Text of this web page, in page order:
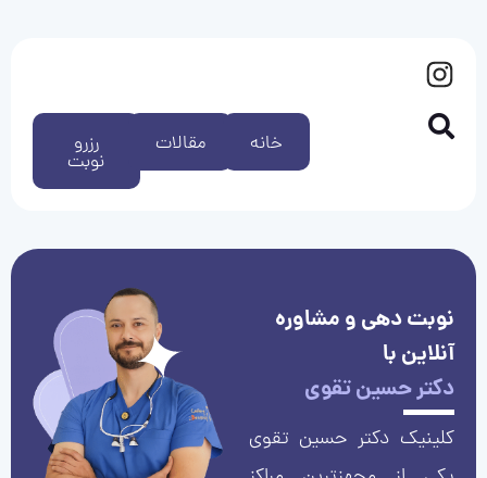
رزرو
نوبت
مقالات خانه
نوبت دهی و مشاوره
آنلاین با
دکتر حسین تقوی
کلینیک دکتر حسین تقوی